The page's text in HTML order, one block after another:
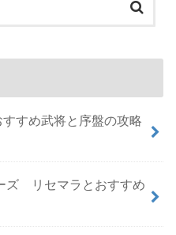
すめ武将と序盤の攻略
ズ リセマラとおすすめ